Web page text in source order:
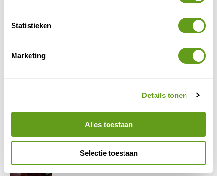
Statistieken
Marketing
Details tonen
Alles toestaan
Selectie toestaan
immers alle kanten op. Kies dan niet voor het eerste
voor de hand liggende accommodaties. Soms loont
slaapt aan de voet van de Esja berg net buiten
hottub.
BEKIJK
Booking.com - Hotel Viking
Individuele reis